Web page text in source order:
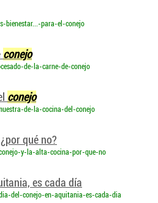
bienestar...-para-el-conejo
conejo
de-la-carne-de-conejo
conejo
de-la-cocina-del-conejo
qué no?
y-la-alta-cocina-por-que-no
es cada día
del-conejo-en-aquitania-es-cada-dia